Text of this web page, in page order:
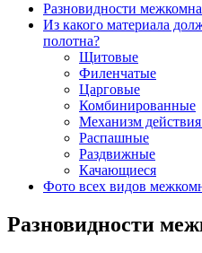
Разновидности
Из какого материала
полотна?
Щитовые
Филенчатые
Царговые
Комбинированные
Механизм
Распашные
Раздвижные
Качающиеся
Фото всех видов
Разновидности